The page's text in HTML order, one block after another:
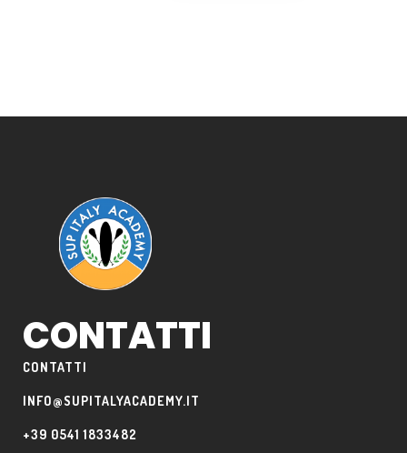
CONTATTI
CONTATTI
INFO@SUPITALYACADEMY.IT
+39 0541 1833482